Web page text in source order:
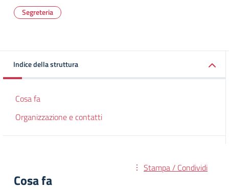
Segreteria
Indice della struttura
Cosa fa
Organizzazione e contatti
Stampa / Condividi
Cosa fa